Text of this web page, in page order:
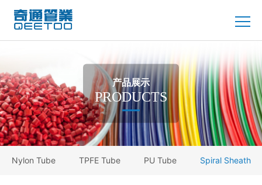
产品展示
PRODUCTS
Nylon Tube TPFE Tube PU Tube Spiral Sheath